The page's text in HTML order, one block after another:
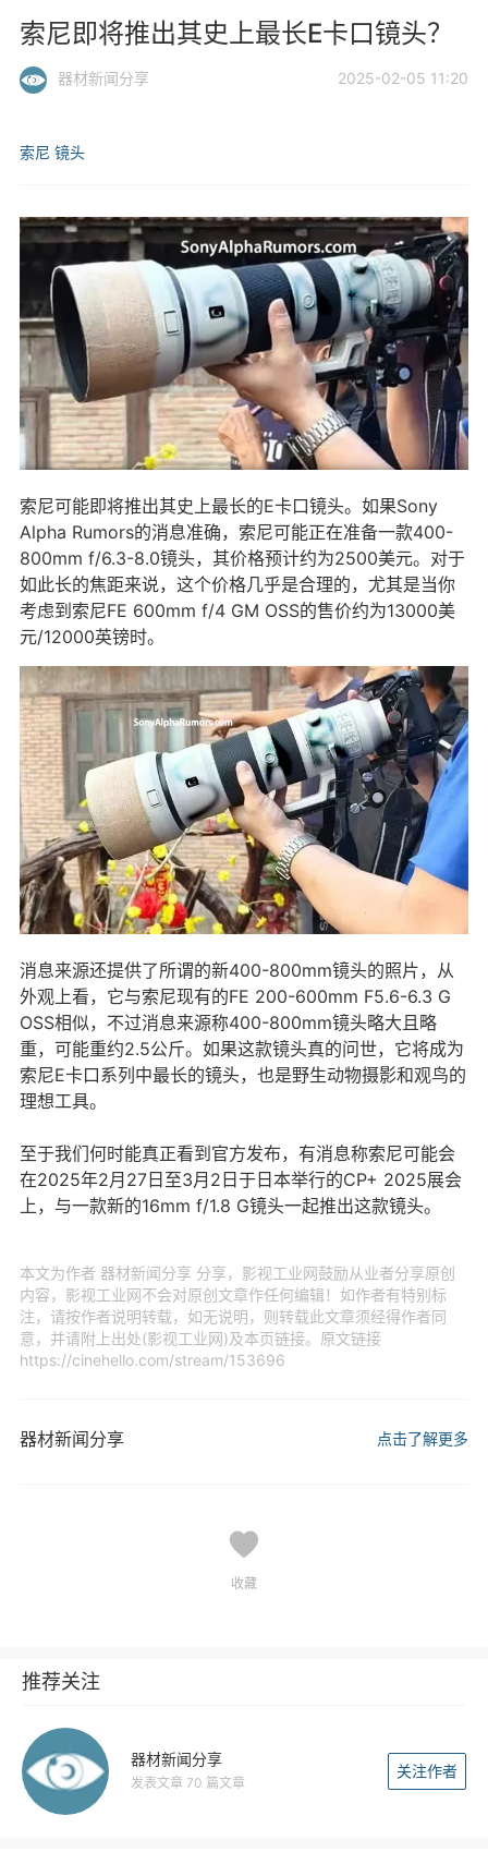
索尼即将推出其史上最长E卡口镜头？
器材新闻分享 2025-02-05 11:20
索尼 镜头
索尼可能即将推出其史上最长的E卡口镜头。如果Sony
Alpha Rumors的消息准确，索尼可能正在准备一款400-
800mm f/6.3-8.0镜头，其价格预计约为2500美元。对于
如此长的焦距来说，这个价格几乎是合理的，尤其是当你
考虑到索尼FE 600mm f/4 GM OSS的售价约为13000美
元/12000英镑时。
消息来源还提供了所谓的新400-800mm镜头的照片，从
外观上看，它与索尼现有的FE 200-600mm F5.6-6.3 G
OSS相似，不过消息来源称400-800mm镜头略大且略
重，可能重约2.5公斤。如果这款镜头真的问世，它将成为
索尼E卡口系列中最长的镜头，也是野生动物摄影和观鸟的
理想工具。
至于我们何时能真正看到官方发布，有消息称索尼可能会
在2025年2月27日至3月2日于日本举行的CP+ 2025展会
上，与一款新的16mm f/1.8 G镜头一起推出这款镜头。
本文为作者 器材新闻分享 分享，影视工业网鼓励从业者分享原创
内容，影视工业网不会对原创文章作任何编辑！如作者有特别标
注，请按作者说明转载，如无说明，则转载此文章须经得作者同
意，并请附上出处(影视工业网)及本页链接。原文链接
https://cinehello.com/stream/153696
器材新闻分享 点击了解更多
收藏
推荐关注
器材新闻分享
发表文章 70 篇文章
关注作者